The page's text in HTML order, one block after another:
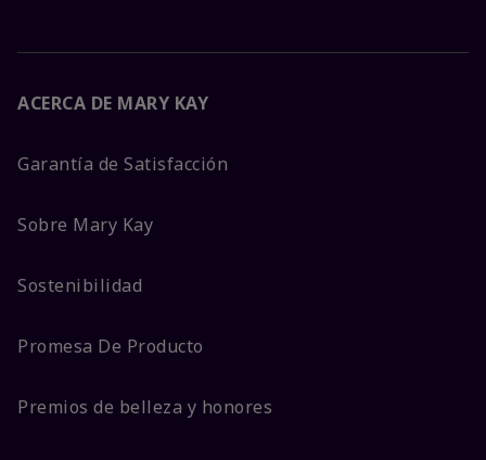
ACERCA DE MARY KAY
Garantía de Satisfacción
Sobre Mary Kay
Sostenibilidad
Promesa De Producto
Premios de belleza y honores